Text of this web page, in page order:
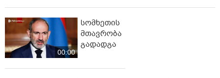
00:00
სომხეთის
მთავრობა
გადადგა